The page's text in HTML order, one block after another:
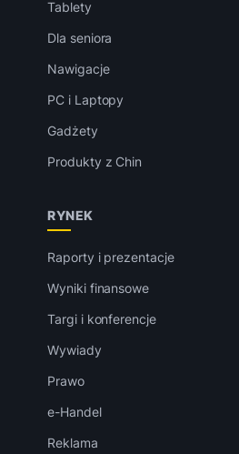
Tablety
Dla seniora
Nawigacje
PC i Laptopy
Gadżety
Produkty z Chin
RYNEK
Raporty i prezentacje
Wyniki finansowe
Targi i konferencje
Wywiady
Prawo
e-Handel
Reklama